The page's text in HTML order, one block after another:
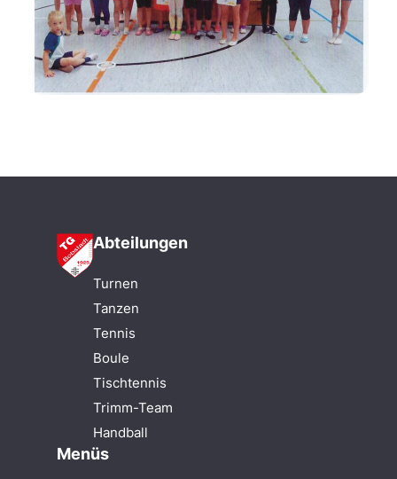
Abteilungen
Turnen
Tanzen
Tennis
Boule
Tischtennis
Trimm-Team
Handball
Menüs